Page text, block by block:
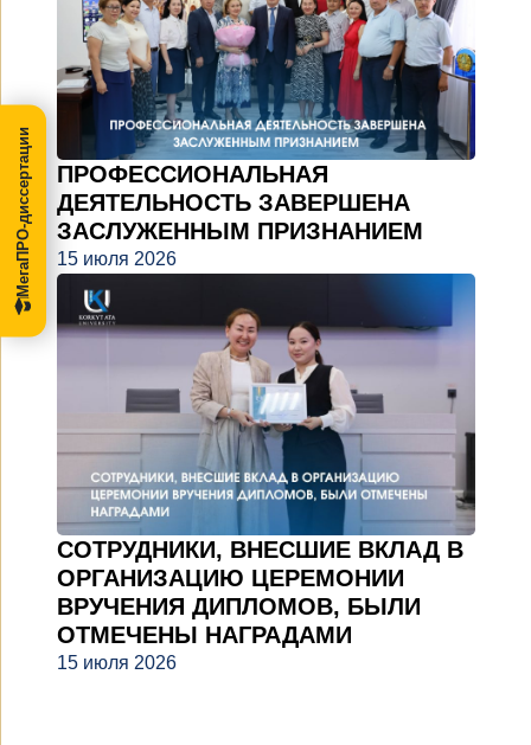
ПРОФЕССИОНАЛЬНАЯ
ДЕЯТЕЛЬНОСТЬ ЗАВЕРШЕНА
ЗАСЛУЖЕННЫМ ПРИЗНАНИЕМ
15 июля 2026
СОТРУДНИКИ, ВНЕСШИЕ ВКЛАД В
ОРГАНИЗАЦИЮ ЦЕРЕМОНИИ
ВРУЧЕНИЯ ДИПЛОМОВ, БЫЛИ
ОТМЕЧЕНЫ НАГРАДАМИ
15 июля 2026
МегаПРО-диссертации